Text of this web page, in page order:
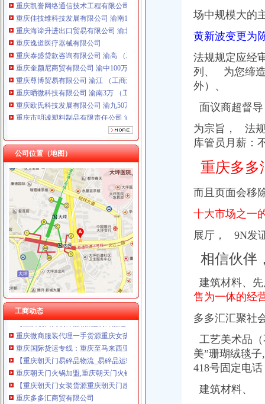
重庆凯誉网络通信技术工程有限公司 渝中300万 （工商变更）
重庆佳技维科技发展有限公司 渝南100万 （进出口权）
公司位置（地图）
工商动态
朝天门代办进出口公司
重庆港九股份有限公司关于为重庆经略实业有限责任公司提供担保的公
重庆南岸茶园新区工商服务信息,提供新重庆南岸茶园新区财税服务
【2014年重庆美购贸易有限公司新招聘信息_电话_地址】-赶集网
重庆港国际集装箱有限公司货运代理分公司|重庆港国际集装箱有限公司
朝天门火锅加盟_朝天门火锅加盟店_朝天门火锅加盟费多少-中国连锁网
重庆雅皎贸易有限公司2017新招聘信息_电话_地址-58企业名录
重庆国际货运专线：渝新欧进口平行车运输清关代理-重庆爱问分类
【重庆朝天门易碎品物流_易碎品运输价格_易碎品托运电话】-重庆赶
重庆微商服装代理一手货源重庆女孩服装批发-服装服饰-供求信息-中国
【重庆朝天门易碎品物流_易碎品运输价格_易碎品托运电话】-重庆赶
重庆朝天门火锅加盟,重庆朝天门火锅代理,重庆朝天门火锅连锁加
【重庆朝天门女装货源重庆朝天门感女装代理女装货源】价格_厂家
场中规模大的
黄新波变更为
法规规定应经
列、 为您缔造
外）、
面议商超督
为宗旨， 法规
库管员月薪：
重庆多多
而且页面会移
十大市场之一
展厅， 9N发
相信伙伴
建筑材料、
售为一体的经
多多汇汇聚社
工艺美术品
美”珊瑚绒毯
418号固定电
建筑材料、